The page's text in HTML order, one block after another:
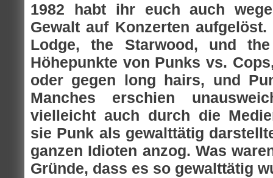
1982 habt ihr euch auch
Gewalt auf Konzerten
Lodge, the Starwood, und
Höhepunkte von Punks vs.
oder gegen long hairs, und
Manches erschien
vielleicht auch durch die
sie Punk als gewalttätig
ganzen Idioten anzog. Was
Gründe, dass es so gewalttätig